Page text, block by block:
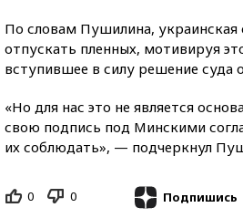
По словам Пушилина, украинская
отпускать пленных, мотивируя
вступившее в силу решение суда
«Но для нас это не является
свою подпись под Минскими
их соблюдать», — подчеркнул
0 0 Подпишись